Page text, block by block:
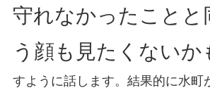
守れなかったことと
う顔も見たくないか
すように話します。結果的に水町